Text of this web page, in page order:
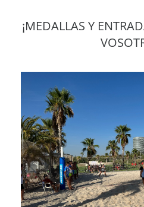
¡MEDALLAS Y